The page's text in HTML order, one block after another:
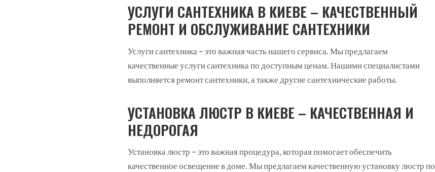
УСЛУГИ САНТЕХНИКА В КИЕВЕ – КАЧЕСТВЕННЫЙ
РЕМОНТ И ОБСЛУЖИВАНИЕ САНТЕХНИКИ
Услуги сантехника – это важная часть нашего сервиса. Мы предлагаем
качественные услуги сантехника по доступным ценам. Нашими специалистами
выполняется ремонт сантехники, а также другие сантехнические работы.
УСТАНОВКА ЛЮСТР В КИЕВЕ – КАЧЕСТВЕННАЯ И
НЕДОРОГАЯ
Установка люстр – это важная процедура, которая помогает обеспечить
качественное освещение в доме. Мы предлагаем качественную установку люстр по